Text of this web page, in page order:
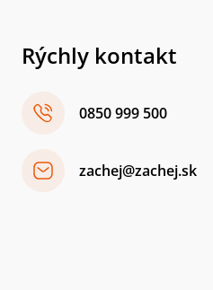
Rýchly kontakt
0850 999 500
zachej@zachej.sk